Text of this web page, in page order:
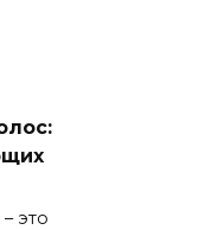
это